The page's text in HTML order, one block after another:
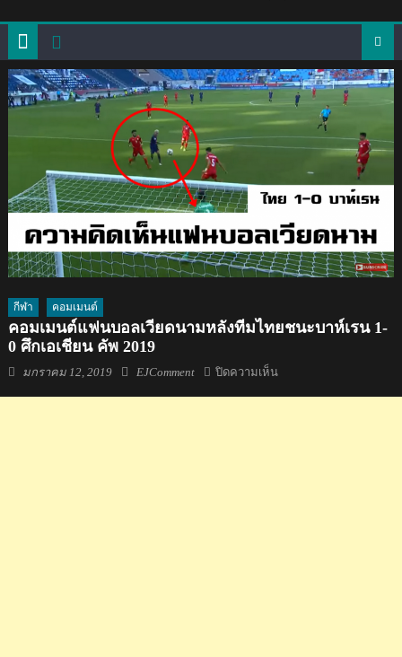
กีฬา คอมเมนต์
คอมเมนต์แฟนบอลเวียดนามหลังทีมไทยชนะบาห์เรน 1-
0 ศึกเอเชียน คัพ 2019
Posted
มกราคม 12, 2019 Author
EJComment ปิดความเห็นบน